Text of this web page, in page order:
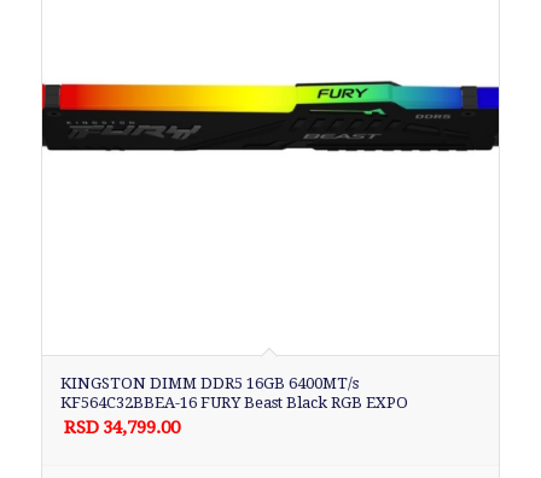
KINGSTON DIMM DDR5 16GB 6400MT/s
KF564C32BBEA-16 FURY Beast Black RGB EXPO
RSD 34,799.00